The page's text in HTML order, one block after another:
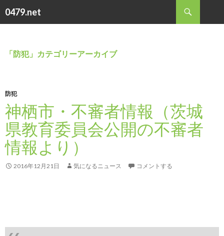
0479.net
索
ン
キ
ッ
プ
「防犯」カテゴリーアーカイブ
防犯
神栖市・不審者情報（茨城
県教育委員会公開の不審者
情報より）
2016年12月21日 気になるニュース コメントする